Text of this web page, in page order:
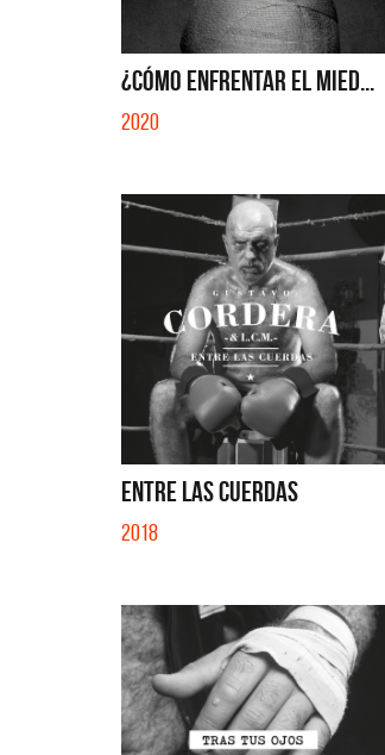
¿CÓMO ENFRENTAR EL MIED...
2020
ENTRE LAS CUERDAS
2018